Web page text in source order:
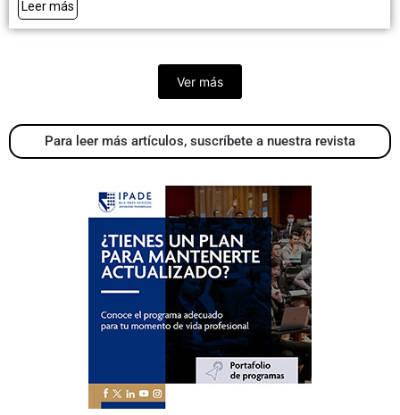
Leer más
Ver más
Para leer más artículos, suscríbete a nuestra revista